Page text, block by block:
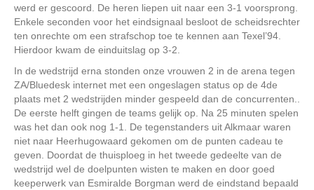
werd er gescoord. De heren liepen uit naar een 3-1 voorsprong.
Enkele seconden voor het eindsignaal besloot de scheidsrechter
ten onrechte om een strafschop toe te kennen aan Texel’94.
Hierdoor kwam de einduitslag op 3-2.
In de wedstrijd erna stonden onze vrouwen 2 in de arena tegen
ZA/Bluedesk internet met een ongeslagen status op de 4de
plaats met 2 wedstrijden minder gespeeld dan de concurrenten..
De eerste helft gingen de teams gelijk op. Na 25 minuten spelen
was het dan ook nog 1-1. De tegenstanders uit Alkmaar waren
niet naar Heerhugowaard gekomen om de punten cadeau te
geven. Doordat de thuisploeg in het tweede gedeelte van de
wedstrijd wel de doelpunten wisten te maken en door goed
keeperwerk van Esmiralde Borgman werd de eindstand bepaald